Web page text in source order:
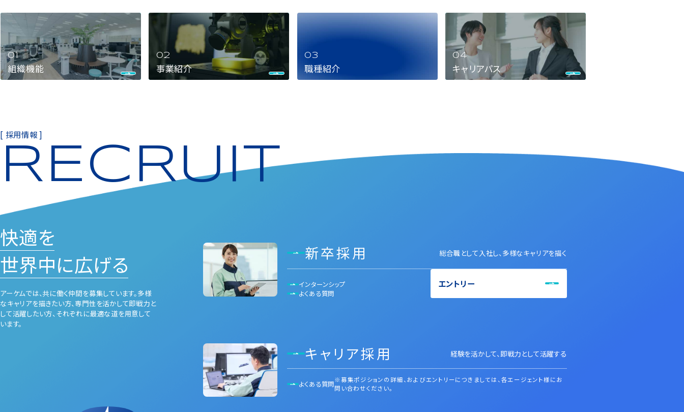
組織機能 事業紹介 職種紹介 キャリアパス
[ 採用情報 ]
RECRUIT
快適を
世界中に広げる
アーケムでは、共に働く仲間を募集しています。多様
なキャリアを描きたい⽅、専⾨性を活かして即戦⼒と
して活躍したい⽅、それぞれに最適な道を⽤意して
います。
新卒採用 総合職として入社し、多様なキャリアを描く
インターンシップ
よくある質問
エントリー
キャリア採用 経験を活かして、即戦力として活躍する
よくある質問※募集ポジションの詳細、およびエントリーにつきましては、各エージェント様にお
問い合わせください。